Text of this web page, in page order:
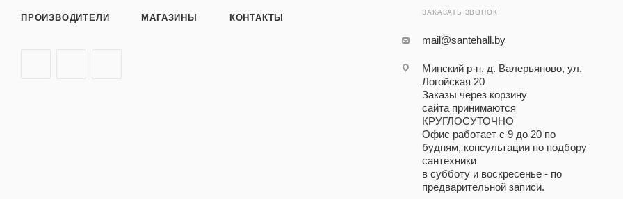
ПРОИЗВОДИТЕЛИ МАГАЗИНЫ КОНТАКТЫ
ЗАКАЗАТЬ ЗВОНОК
mail@santehall.by
Минский р-н, д. Валерьяново, ул.
Логойская 20
Заказы через корзину
сайта принимаются
КРУГЛОСУТОЧНО
Офис работает с 9 до 20 по
будням, консультации по подбору
сантехники
в субботу и воскресенье - по
предварительной записи.